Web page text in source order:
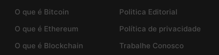
O que é Bitcoin
O que é Ethereum
O que é Blockchain
Politica Editorial
Política de privacidade
Trabalhe Conosco